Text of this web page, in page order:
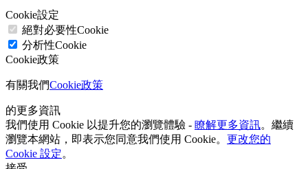
Cookie設定
絕對必要性Cookie
分析性Cookie
Cookie政策
有關我們Cookie政策
的更多資訊
我們使用 Cookie 以提升您的瀏覽體驗 - 瞭解更多資訊。繼續
瀏覽本網站，即表示您同意我們使用 Cookie。 更改您的
Cookie 設定。